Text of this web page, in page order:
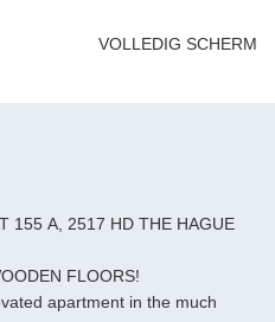
VOLLEDIG SCHERM
155 A, 2517 HD THE HAGUE
FLOORS!
apartment in the much